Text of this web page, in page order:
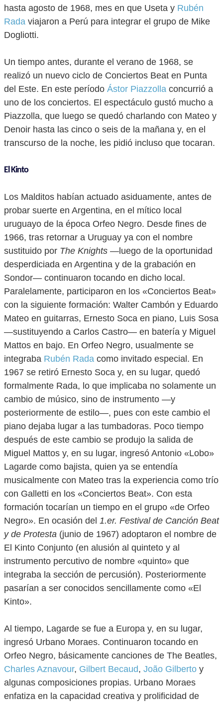
hasta agosto de 1968, mes en que Useta y Rubén
Rada viajaron a Perú para integrar el grupo de Mike
Dogliotti.
Un tiempo antes, durante el verano de 1968, se
realizó un nuevo ciclo de Conciertos Beat en Punta
del Este. En este período Ástor Piazzolla concurrió a
uno de los conciertos. El espectáculo gustó mucho a
Piazzolla, que luego se quedó charlando con Mateo y
Denoir hasta las cinco o seis de la mañana y, en el
transcurso de la noche, les pidió incluso que tocaran.
El Kinto
Los Malditos habían actuado asiduamente, antes de
probar suerte en Argentina, en el mítico local
uruguayo de la época Orfeo Negro. Desde fines de
1966, tras retornar a Uruguay ya con el nombre
sustituido por The Knights —luego de la oportunidad
desperdiciada en Argentina y de la grabación en
Sondor— continuaron tocando en dicho local.
Paralelamente, participaron en los «Conciertos Beat»
con la siguiente formación: Walter Cambón y Eduardo
Mateo en guitarras, Ernesto Soca en piano, Luis Sosa
—sustituyendo a Carlos Castro— en batería y Miguel
Mattos en bajo. En Orfeo Negro, usualmente se
integraba Rubén Rada como invitado especial. En
1967 se retiró Ernesto Soca y, en su lugar, quedó
formalmente Rada, lo que implicaba no solamente un
cambio de músico, sino de instrumento —y
posteriormente de estilo—, pues con este cambio el
piano dejaba lugar a las tumbadoras. Poco tiempo
después de este cambio se produjo la salida de
Miguel Mattos y, en su lugar, ingresó Antonio «Lobo»
Lagarde como bajista, quien ya se entendía
musicalmente con Mateo tras la experiencia como trío
con Galletti en los «Conciertos Beat». Con esta
formación tocarían un tiempo en el grupo «de Orfeo
Negro». En ocasión del 1.er. Festival de Canción Beat
y de Protesta (junio de 1967) adoptaron el nombre de
El Kinto Conjunto (en alusión al quinteto y al
instrumento percutivo de nombre «quinto» que
integraba la sección de percusión). Posteriormente
pasarían a ser conocidos sencillamente como «El
Kinto».
Al tiempo, Lagarde se fue a Europa y, en su lugar,
ingresó Urbano Moraes. Continuaron tocando en
Orfeo Negro, básicamente canciones de The Beatles,
Charles Aznavour, Gilbert Becaud, João Gilberto y
algunas composiciones propias. Urbano Moraes
enfatiza en la capacidad creativa y prolificidad de